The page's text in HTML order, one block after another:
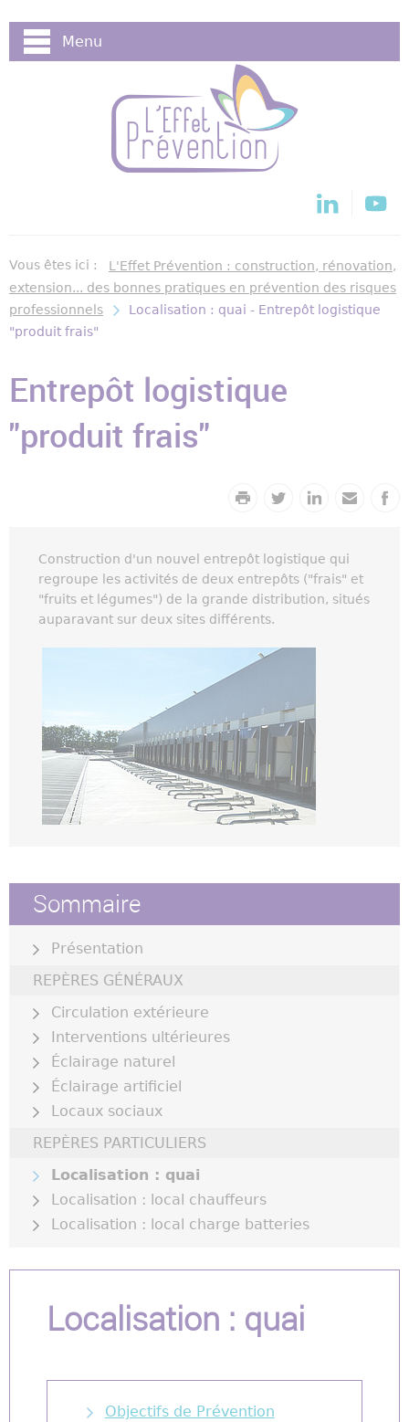
Menu
Vous êtes ici :
L'Effet Prévention : construction, rénovation,
extension... des bonnes pratiques en prévention des risques
professionnels
Localisation : quai - Entrepôt logistique
"produit frais"
Entrepôt logistique
"produit frais"
Construction d'un nouvel entrepôt logistique qui
regroupe les activités de deux entrepôts ("frais" et
"fruits et légumes") de la grande distribution, situés
auparavant sur deux sites différents.
Sommaire
Présentation
REPÈRES GÉNÉRAUX
Circulation extérieure
Interventions ultérieures
Éclairage naturel
Éclairage artificiel
Locaux sociaux
REPÈRES PARTICULIERS
Localisation : quai
Localisation : local chauffeurs
Localisation : local charge batteries
Localisation : quai
Objectifs de Prévention